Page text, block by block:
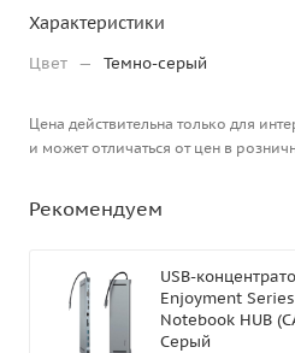
Характеристики
Цвет — Темно-серый
Цена действительна только для
и может отличаться от цен в
Рекомендуем
USB-
Enjoyment Series
Notebook HUB
Серый